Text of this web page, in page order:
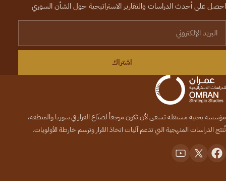
احصل على أحدث الدراسات والتقارير الاستراتيجية حول الشأن السوري
اشتراك
مؤسسة بحثية مستقلة تسعى لأن تكون مرجعاً لصنّاع القرار في سوريا والمنطقة،
تُنتج الدراسات المنهجية التي تدعم آليات اتخاذ القرار وترسم خارطة الأولويات.